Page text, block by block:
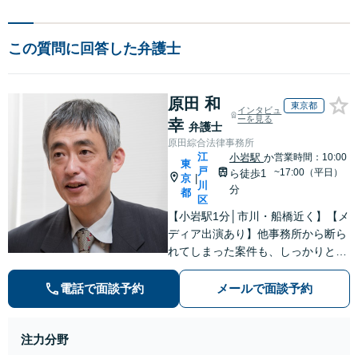
この質問に回答した弁護士
原田 和
幸 弁護士
インタビュ
ーを見る
東京都
原田綜合法律事務所
東
京
都
江
戸
川
区
小岩駅か
ら徒歩1
分
営業時間：10:00
~17:00（平日）
【小岩駅1分│市川・船橋近く】【メ
ディア出演あり】他事務所から断ら
れてしまった案件も、しっかりと面
談し、法的アドバイスをいたします
【解決実績約1000件】豊富な離婚調
停・裁判実績あり【不動産業界出
電話で面談予約 メールで面談予約
注力分野